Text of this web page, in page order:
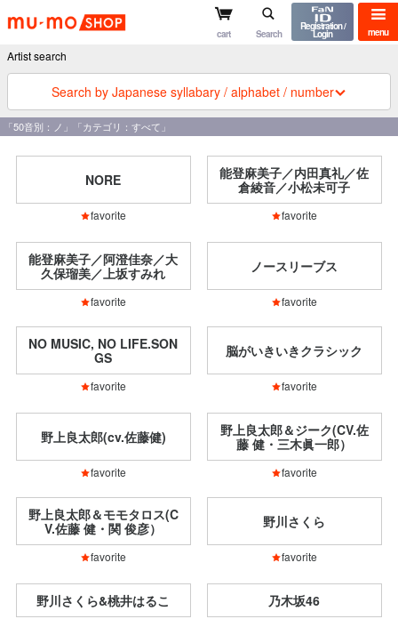
menu
mu-mo shop
cart Search
Registration /
Login
Artist search
Search by Japanese syllabary / alphabet / number
「50音別：ノ」「カテゴリ：すべて」
NORE
favorite
能登麻美子／内田真礼／佐
倉綾音／小松未可子
favorite
能登麻美子／阿澄佳奈／大
久保瑠美／上坂すみれ
favorite
ノースリーブス
favorite
NO MUSIC, NO LIFE.SON
GS
favorite
脳がいきいきクラシック
favorite
野上良太郎(cv.佐藤健)
favorite
野上良太郎＆ジーク(CV.佐
藤 健・三木眞一郎）
favorite
野上良太郎＆モモタロス(C
V.佐藤 健・関 俊彦）
favorite
野川さくら
favorite
野川さくら&桃井はるこ 乃木坂46